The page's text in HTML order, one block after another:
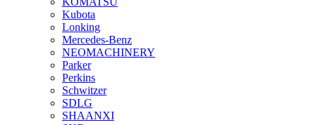
Kubota
Lonking
Mercedes-Benz
NEOMACHINERY
Parker
Perkins
Schwitzer
SDLG
SHAANXI